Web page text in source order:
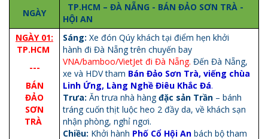
NGÀY
TP.HCM – ĐÀ NẴNG - BÁN ĐẢO SƠN TRÀ -
HỘI AN
NGÀY 01:
TP.HCM
---
BÁN
ĐẢO
SƠN
TRÀ
Sáng: Xe đón Qúy khách tại điểm hẹn khởi
hành đi Đà Nẵng trên chuyến bay
VNA/bamboo/VietJet đi Đà Nẵng. Đến Đà Nẵng,
xe và HDV tham Bán Đảo Sơn Trà, viếng chùa
Linh Ứng, Làng Nghề Điêu Khắc Đá.
Trưa: Ăn trưa nhà hàngđặc sản Trần – bánh
tráng cuốn thịt luộc heo 2 đầy da, về khách sạn
nhận phòng, nghỉ ngơi.
Chiều: Khởi hành Phố Cổ Hội An bách bộ tham